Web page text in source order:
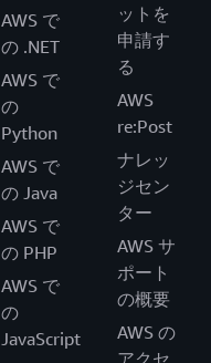
AWS で
の .NET
AWS で
の
Python
AWS で
の Java
AWS で
の PHP
AWS で
の
JavaScript
ットを
申請す
る
AWS
re:Post
ナレッ
ジセン
ター
AWS サ
ポート
の概要
AWS の
アクセ